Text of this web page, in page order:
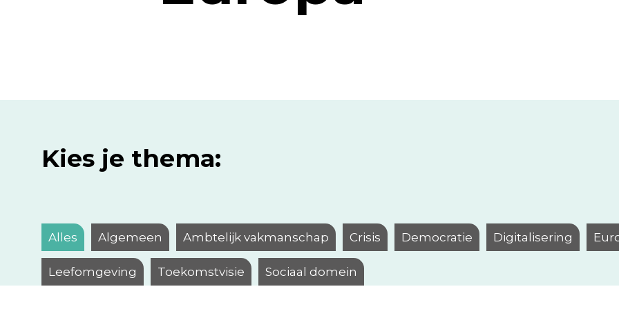
Kies je thema:
Alles Algemeen Ambtelijk vakmanschap Crisis Democratie Digitalisering
Leefomgeving Toekomstvisie Sociaal domein